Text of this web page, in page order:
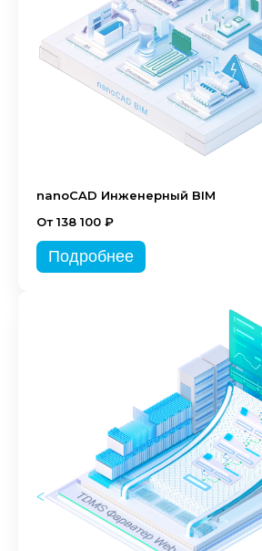
nanoCAD Инженерный BIM
От 138 100 ₽
Подробнее